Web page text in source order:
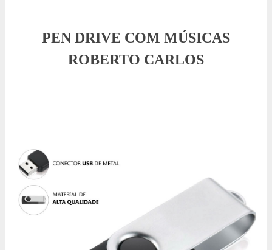
PEN DRIVE COM MÚSICAS
ROBERTO CARLOS